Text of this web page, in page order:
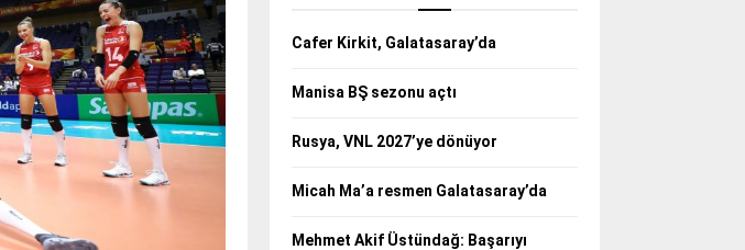
Cafer Kirkit, Galatasaray’da
Manisa BŞ sezonu açtı
Rusya, VNL 2027’ye dönüyor
Micah Ma’a resmen Galatasaray’da
Mehmet Akif Üstündağ: Başarıyı